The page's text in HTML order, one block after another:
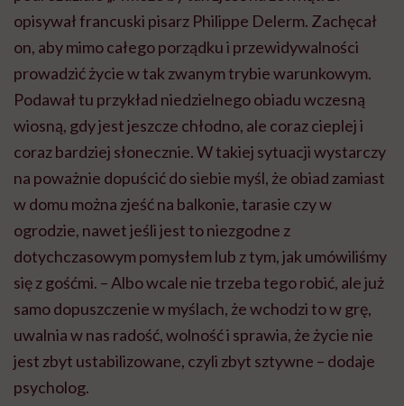
opisywał francuski pisarz Philippe Delerm. Zachęcał
on, aby mimo całego porządku i przewidywalności
prowadzić życie w tak zwanym trybie warunkowym.
Podawał tu przykład niedzielnego obiadu wczesną
wiosną, gdy jest jeszcze chłodno, ale coraz cieplej i
coraz bardziej słonecznie. W takiej sytuacji wystarczy
na poważnie dopuścić do siebie myśl, że obiad zamiast
w domu można zjeść na balkonie, tarasie czy w
ogrodzie, nawet jeśli jest to niezgodne z
dotychczasowym pomysłem lub z tym, jak umówiliśmy
się z gośćmi. – Albo wcale nie trzeba tego robić, ale już
samo dopuszczenie w myślach, że wchodzi to w grę,
uwalnia w nas radość, wolność i sprawia, że życie nie
jest zbyt ustabilizowane, czyli zbyt sztywne – dodaje
psycholog.